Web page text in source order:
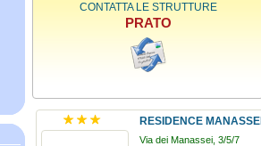
CONTATTA LE STRUTTURE
PRATO
RESIDENCE MANASSEI
Via dei Manassei, 3/5/7